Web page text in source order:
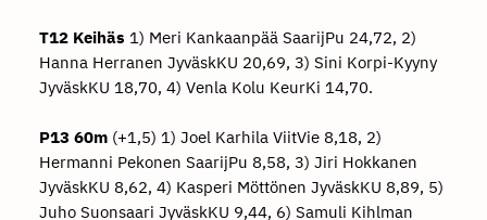
T12 Keihäs 1) Meri Kankaanpää SaarijPu 24,72, 2)
Hanna Herranen JyväskKU 20,69, 3) Sini Korpi-Kyyny
JyväskKU 18,70, 4) Venla Kolu KeurKi 14,70.
P13 60m(+1,5) 1) Joel Karhila ViitVie 8,18, 2)
Hermanni Pekonen SaarijPu 8,58, 3) Jiri Hokkanen
JyväskKU 8,62, 4) Kasperi Möttönen JyväskKU 8,89, 5)
Juho Suonsaari JyväskKU 9,44, 6) Samuli Kihlman